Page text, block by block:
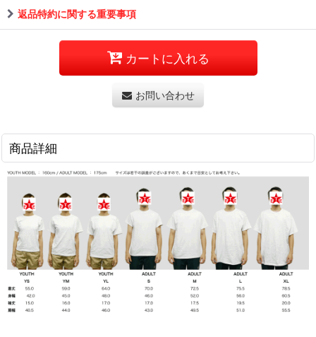
返品特約に関する重要事項
カートに入れる
お問い合わせ
商品詳細